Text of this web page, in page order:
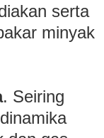
serta
minyak
. Seiring